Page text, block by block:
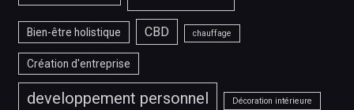
Bien-être holistique CBD chauffage
Création d'entreprise
developpement personnel Décoration intérieure